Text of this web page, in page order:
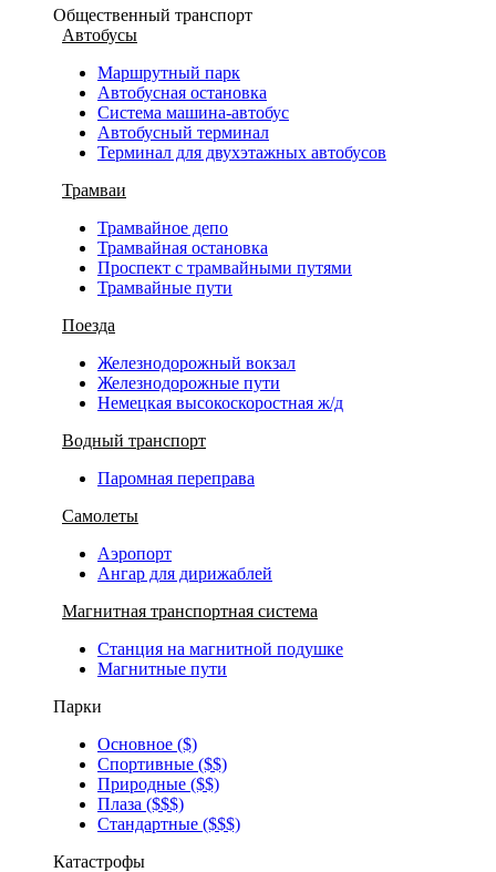
Общественный транспорт
Автобусы
Маршрутный парк
Автобусная остановка
Система машина-автобус
Автобусный терминал
Терминал для двухэтажных автобусов
Трамваи
Трамвайное депо
Трамвайная остановка
Проспект с трамвайными путями
Трамвайные пути
Поезда
Железнодорожный вокзал
Железнодорожные пути
Немецкая высокоскоростная ж/д
Водный транспорт
Паромная переправа
Самолеты
Аэропорт
Ангар для дирижаблей
Магнитная транспортная система
Станция на магнитной подушке
Магнитные пути
Парки
Основное ($)
Спортивные ($$)
Природные ($$)
Плаза ($$$)
Стандартные ($$$)
Катастрофы